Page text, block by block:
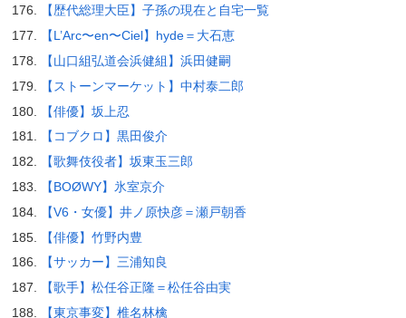
【歴代総理大臣】子孫の現在と自宅一覧
【L’Arc〜en〜Ciel】hyde＝大石恵
【山口組弘道会浜健組】浜田健嗣
【ストーンマーケット】中村泰二郎
【俳優】坂上忍
【コブクロ】黒田俊介
【歌舞伎役者】坂東玉三郎
【BOØWY】氷室京介
【V6・女優】井ノ原快彦＝瀬戸朝香
【俳優】竹野内豊
【サッカー】三浦知良
【歌手】松任谷正隆＝松任谷由実
【東京事変】椎名林檎